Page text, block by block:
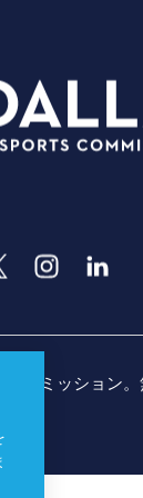
・コミッション